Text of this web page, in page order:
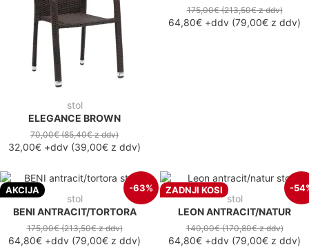
stol
ELEGANCE BROWN
70,00€(85,40€z ddv)
32,00€ +ddv (39,00€ z ddv)
175,00€(213,50€z ddv)
64,80€ +ddv (79,00€ z ddv)
AKCIJA -63%
stol
BENI ANTRACIT/TORTORA
175,00€(213,50€z ddv)
64,80€ +ddv (79,00€ z ddv)
ZADNJI KOSI -
stol
LEON ANTRACIT/NATUR
140,00€(170,80€z ddv)
64,80€ +ddv (79,00€ z ddv)